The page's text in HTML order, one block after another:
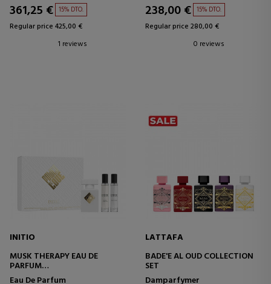
361,25 € 15% DTO.
Regular price 425,00 €
1 reviews
238,00 € 15% DTO.
Regular price 280,00 €
0 reviews
INITIO
MUSK THERAPY EAU DE
PARFUM
SET
Eau De Parfum
LATTAFA
BADE'E AL OUD COLLECTION
SET
Damparfymer